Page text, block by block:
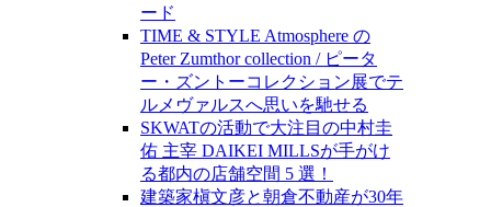
ード
TIME & STYLE Atmosphere の
Peter Zumthor collection / ピータ
ー・ズントーコレクション展でテ
ルメヴァルスへ思いを馳せる
SKWATの活動で大注目の中村圭
佑 主宰 DAIKEI MILLSが手がけ
る都内の店舗空間 5 選！
建築家槇文彦と朝倉不動産が30年